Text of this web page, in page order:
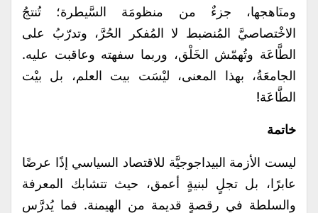
ومنَاهجها، جزءٌ من منظومَة السَّيطرة؛ تُنتجُ
الاخْتصاصيَّ المُنضبط لا المُفكر الحُرَّ، وتدرّبُ على
الطَّاعَة وتُهمّش الخَلْق، وربما سفهته وعاقبت عليه.
الجامعَةُ، بهذا المعنى، ليْسَت بيت العلم، بل بيْت
الطَّاعَة!
خاتمة
ليست الأزمة البيداجوجيَّة للاقتصاد السياسي إذًا عرضًا
عابرًا، بل تجلٍ لبنيةٍ أعمق، حيث تتشابك المعرفة
والسلطة في رقصةٍ قديمة من الهيمنة. فما يُدرَّس